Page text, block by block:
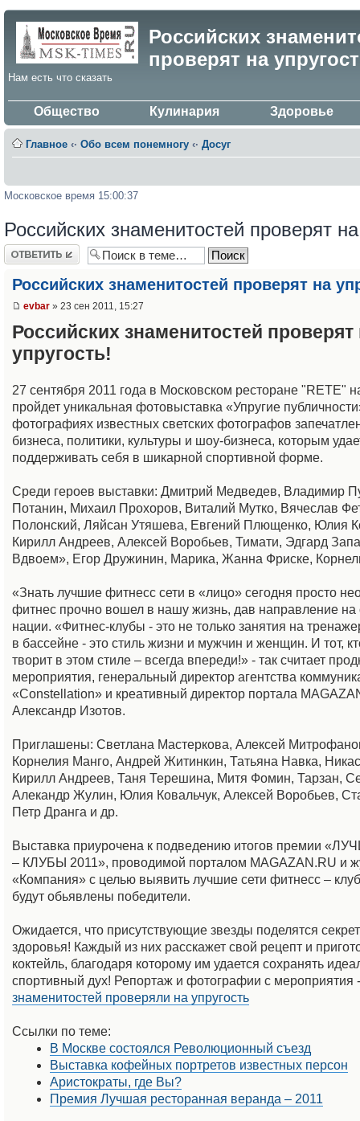
Российских
проверят на
Нам есть что сказать
Общество Кулинария Здоровье
Главное ‹· Обо всем понемногу ‹· Досуг
Московское время 15:00:37
Российских знаменитостей проверят на
Ответить
Российских знаменитостей проверят на
evbar » 23 сен 2011, 15:27
Российских знаменитостей проверят
упругость!
27 сентября 2011 года в Московском ресторане "RETE"
пройдет уникальная фотовыставка «Упругие
фотографиях известных светских фотографов
бизнеса, политики, культуры и шоу-бизнеса, которым
поддерживать себя в шикарной спортивной форме.
Среди героев выставки: Дмитрий Медведев, Владимир
Потанин, Михаил Прохоров, Виталий Мутко, Вячеслав
Полонский, Ляйсан Утяшева, Евгений Плющенко, Юлия
Кирилл Андреев, Алексей Воробьев, Тимати, Эдгард
Вдвоем», Егор Дружинин, Марика, Жанна Фриске,
«Знать лучшие фитнесс сети в «лицо» сегодня просто
фитнес прочно вошел в нашу жизнь, дав направление на
нации. «Фитнес-клубы - это не только занятия на
в бассейне - это стиль жизни и мужчин и женщин. И тот,
творит в этом стиле – всегда впереди!» - так считает
мероприятия, генеральный директор агентства
«Constellation» и креативный директор портала
Александр Изотов.
Приглашены: Светлана Мастеркова, Алексей
Корнелия Манго, Андрей Житинкин, Татьяна Навка,
Кирилл Андреев, Таня Терешина, Митя Фомин, Тарзан,
Алекандр Жулин, Юлия Ковальчук, Алексей Воробьев,
Петр Дранга и др.
Выставка приурочена к подведению итогов премии
– КЛУБЫ 2011», проводимой порталом MAGAZAN.RU и
«Компания» с целью выявить лучшие сети фитнесс –
будут обьявлены победители.
Ожидается, что присутствующие звезды поделятся
здоровья! Каждый из них расскажет свой рецепт и
коктейль, благодаря которому им удается сохранять
спортивный дух! Репортаж и фотографии с мероприятия
знаменитостей проверяли на упругость
Ссылки по теме:
В Москве состоялся Революционный съезд
Выставка кофейных портретов известных персон
Аристократы, где Вы?
Премия Лучшая ресторанная веранда – 2011